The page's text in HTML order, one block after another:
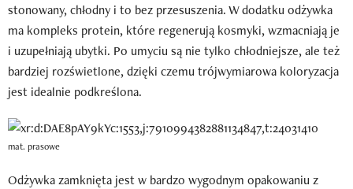
stonowany, chłodny i to bez przesuszenia. W dodatku odżywka
ma kompleks protein, które regenerują kosmyki, wzmacniają je
i uzupełniają ubytki. Po umyciu są nie tylko chłodniejsze, ale też
bardziej rozświetlone, dzięki czemu trójwymiarowa koloryzacja
jest idealnie podkreślona.
mat. prasowe
Odżywka zamknięta jest w bardzo wygodnym opakowaniu z